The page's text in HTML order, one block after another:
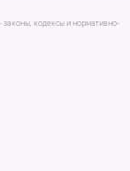
кодексы и нормативно-